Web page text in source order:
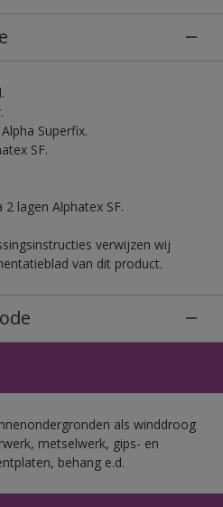
Superfix.
SF.
lagen Alphatex SF.
verwijzen wij
van dit product.
als winddroog
metselwerk, gips- en
behang e.d.